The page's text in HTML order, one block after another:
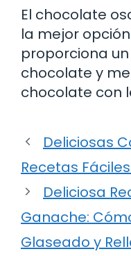
El chocolate
la mejor
proporciona
chocolate y
chocolate con
Deliciosas
Recetas
Deliciosa
Ganache:
Glaseado y